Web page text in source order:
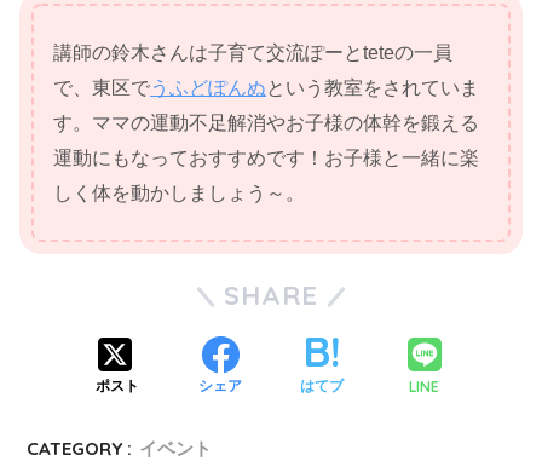
講師の鈴木さんは子育て交流ぽーとteteの一員
で、東区でうふどぽんぬという教室をされていま
す。ママの運動不足解消やお子様の体幹を鍛える
運動にもなっておすすめです！お子様と一緒に楽
しく体を動かしましょう～。
SHARE
ポスト シェア はてブ LINE
CATEGORY : イベント